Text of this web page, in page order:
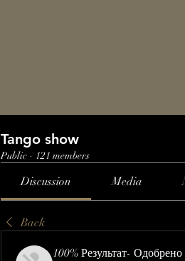
Tango show
Public · 121 members
Discussion Media
Back
100% Результат-